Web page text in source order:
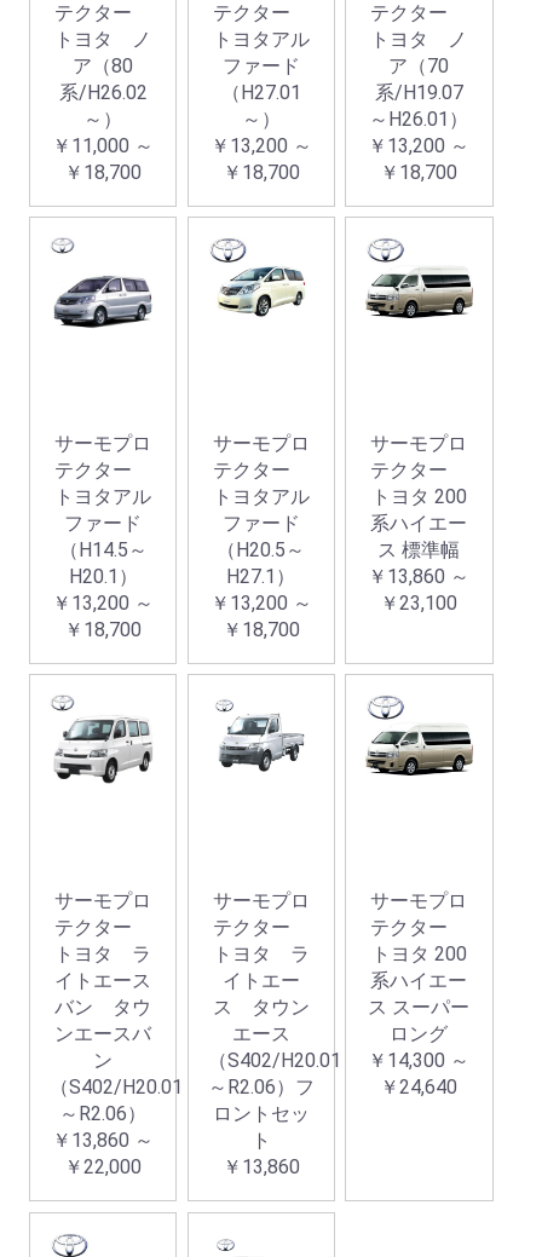
テクター
トヨタ ノ
ア（80
系/H26.02
～）
￥11,000 ～
￥18,700
テクター
トヨタアル
ファード
（H27.01
～）
￥13,200 ～
￥18,700
テクター
トヨタ ノ
ア（70
系/H19.07
～H26.01）
￥13,200 ～
￥18,700
サーモプロ
テクター
トヨタアル
ファード
（H14.5～
H20.1）
￥13,200 ～
￥18,700
サーモプロ
テクター
トヨタアル
ファード
（H20.5～
H27.1）
￥13,200 ～
￥18,700
サーモプロ
テクター
トヨタ 200
系ハイエー
ス 標準幅
￥13,860 ～
￥23,100
サーモプロ
テクター
トヨタ ラ
イトエース
バン タウ
ンエースバ
ン
（S402/H20.01
～R2.06）
￥13,860 ～
￥22,000
サーモプロ
テクター
トヨタ ラ
イトエー
ス タウン
エース
（S402/H20.01
～R2.06）フ
ロントセッ
ト
￥13,860
サーモプロ
テクター
トヨタ 200
系ハイエー
ス スーパー
ロング
￥14,300 ～
￥24,640
お買い物を続ける カートへ進む